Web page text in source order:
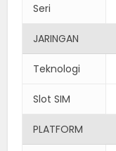
Seri
JARINGAN
Teknologi
Slot SIM
PLATFORM